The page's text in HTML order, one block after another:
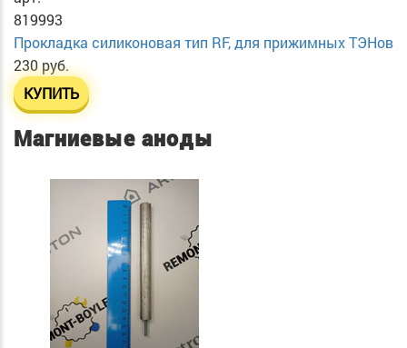
819993
Прокладка силиконовая тип RF, для прижимных ТЭНов
230 руб.
КУПИТЬ
Магниевые аноды